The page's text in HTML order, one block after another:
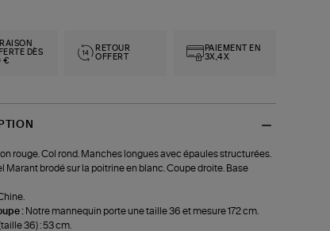
DÈS
€
RETOUR
OFFERT
PAIEMENT EN
3X,4X
rouge. Col rond. Manches longues avec épaules structurées.
Marant brodé sur la poitrine en blanc. Coupe droite. Base
: Notre mannequin porte une taille 36 et mesure 172 cm.
36) : 53 cm.